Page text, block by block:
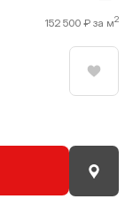
152 500 ₽ за м2